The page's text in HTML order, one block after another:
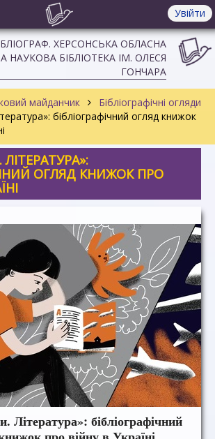
Увійти
ХЕРСОНСЬКА ОБЛАСНА
НАУКОВА БІБЛІОТЕКА ІМ. ОЛЕСЯ
ГОНЧАРА
майданчик
Бібліографічні огляди
бібліографічний огляд книжок
ЛІТЕРАТУРА»:
ОГЛЯД КНИЖОК ПРО
Література»: бібліографічний